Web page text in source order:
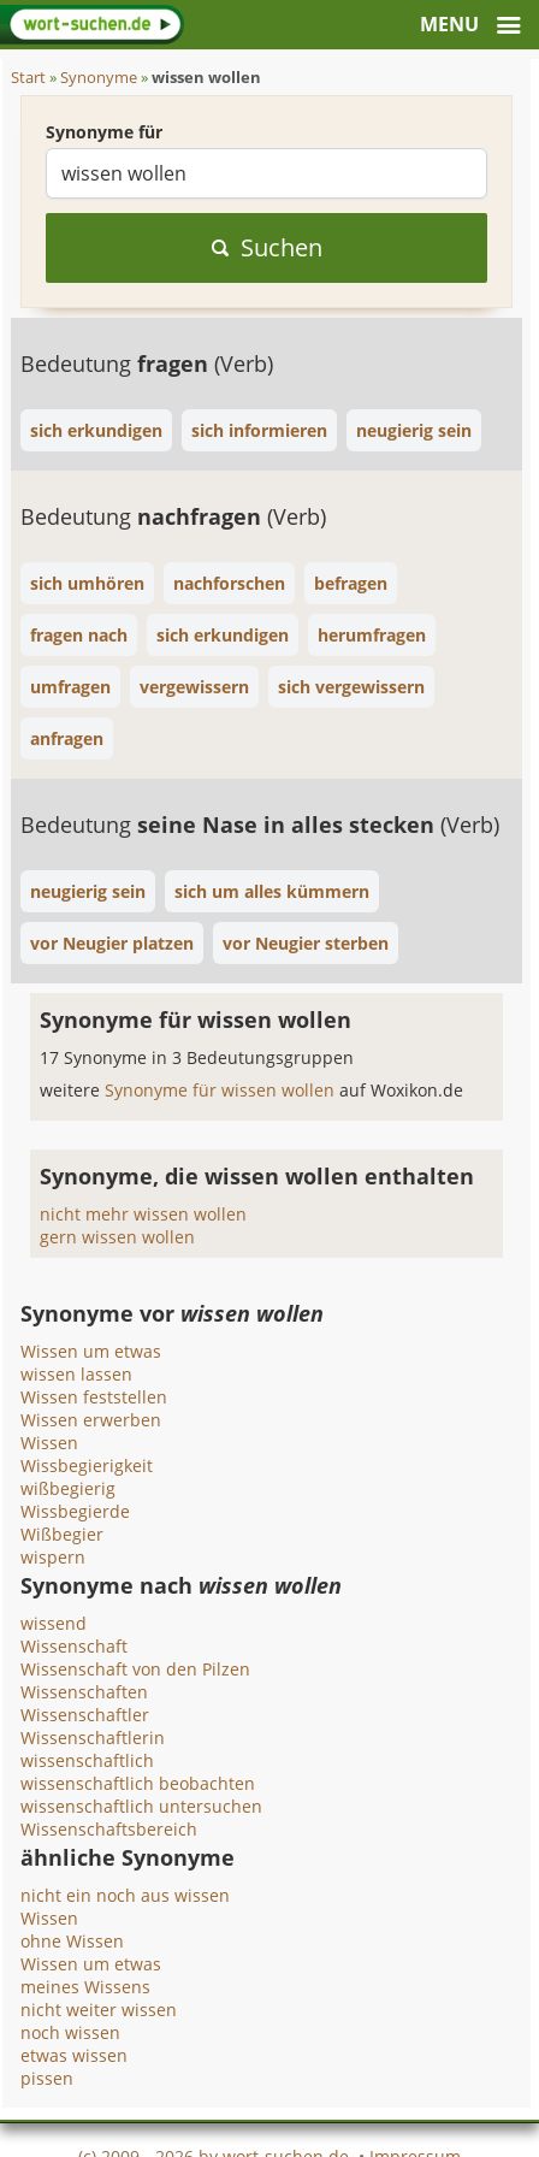
Start»Synonyme»wissen wollen
Synonyme für
Suchen
Bedeutungfragen(Verb)
sich erkundigen sich informieren neugierig sein
Bedeutung nachfragen(Verb)
sich umhören nachforschen befragen
fragen nach sich erkundigen herumfragen
umfragen vergewissern sich vergewissern
anfragen
Bedeutungseine Nase in alles stecken(Verb)
neugierig sein sich um alles kümmern
vor Neugier platzen vor Neugier sterben
Synonyme für wissen wollen
17 Synonyme in 3 Bedeutungsgruppen
weitereSynonyme für wissen wollenauf Woxikon.de
Synonyme, die wissen wollen enthalten
nicht mehr wissen wollen
gern wissen wollen
Synonyme vor wissen wollen
Wissen um etwas
wissen lassen
Wissen feststellen
Wissen erwerben
Wissen
Wissbegierigkeit
wißbegierig
Wissbegierde
Wißbegier
wispern
Synonyme nach wissen wollen
wissend
Wissenschaft
Wissenschaft von den Pilzen
Wissenschaften
Wissenschaftler
Wissenschaftlerin
wissenschaftlich
wissenschaftlich beobachten
wissenschaftlich untersuchen
Wissenschaftsbereich
ähnliche Synonyme
nicht ein noch aus wissen
Wissen
ohne Wissen
Wissen um etwas
meines Wissens
nicht weiter wissen
noch wissen
etwas wissen
pissen